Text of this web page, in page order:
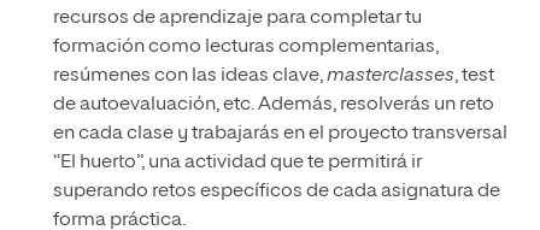
recursos de aprendizaje para completar tu
formación como lecturas complementarias,
resúmenes con las ideas clave,masterclasses, test
de autoevaluación, etc. Además, resolverás un reto
en cada clase y trabajarás en el proyecto transversal
“El huerto”, una actividad que te permitirá ir
superando retos específicos de cada asignatura de
forma práctica.